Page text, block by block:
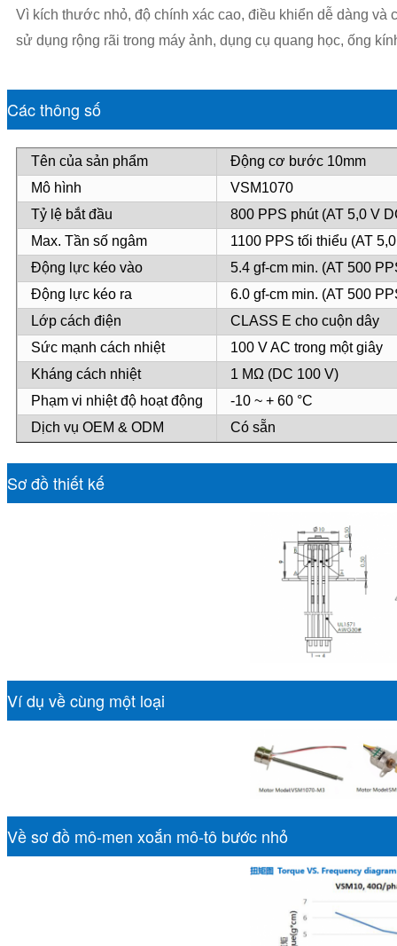
Vì kích thước nhỏ, độ chính xác cao, điều khiển dễ dàng
sử dụng rộng rãi trong máy ảnh, dụng cụ quang học, ống
Các thông số
Tên của sản phẩm
Động cơ bước 10mm
Mô hình
VSM1070
Tỷ lệ bắt đầu
800 PPS phút (AT 5,0 V
Max. Tần số ngâm
1100 PPS tối thiểu (AT
Động lực kéo vào
5.4 gf-cm min. (AT 500
Động lực kéo ra
6.0 gf-cm min. (AT 500
Lớp cách điện
CLASS E cho cuộn dây
Sức mạnh cách nhiệt
100 V AC trong một giây
Kháng cách nhiệt
1 MΩ (DC 100 V)
Phạm vi nhiệt độ hoạt động
-10 ~ + 60 °C
Dịch vụ OEM & ODM
Có sẵn
Sơ đồ thiết kế
Ví dụ về cùng một loại
Về sơ đồ mô-men xoắn mô-tô bước nhỏ